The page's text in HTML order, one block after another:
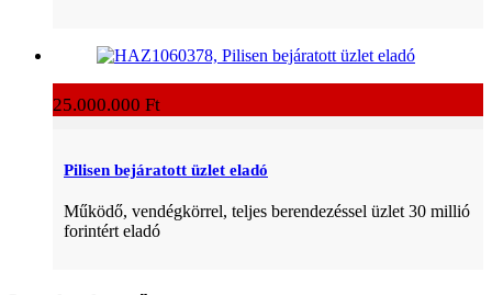
25.000.000 Ft
Pilisen bejáratott üzlet eladó
Működő, vendégkörrel, teljes berendezéssel üzlet 30 millió
forintért eladó